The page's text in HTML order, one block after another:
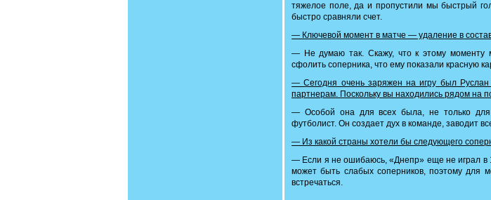
тяжелое поле, да и пропустили мы быстрый
быстро сравняли счет.
— Ключевой момент в матче — удаление в
— Не думаю так. Скажу, что к этому моменту
сфолить соперника, что ему показали красную
— Сегодня очень заряжен на игру был Руслан
партнерам. Поскольку вы находились рядом на
— Особой она для всех была, не только
футболист. Он создает дух в команде, заводит
— Из какой страны хотели бы следующего
— Если я не ошибаюсь, «Днепр» еще не играл в
может быть слабых соперников, поэтому для
встречаться.